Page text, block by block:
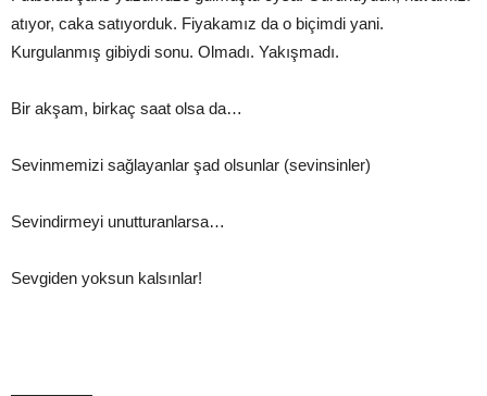
atıyor, caka satıyorduk. Fiyakamız da o biçimdi yani.
Kurgulanmış gibiydi sonu. Olmadı. Yakışmadı.
Bir akşam, birkaç saat olsa da…
Sevinmemizi sağlayanlar şad olsunlar (sevinsinler)
Sevindirmeyi unutturanlarsa…
Sevgiden yoksun kalsınlar!